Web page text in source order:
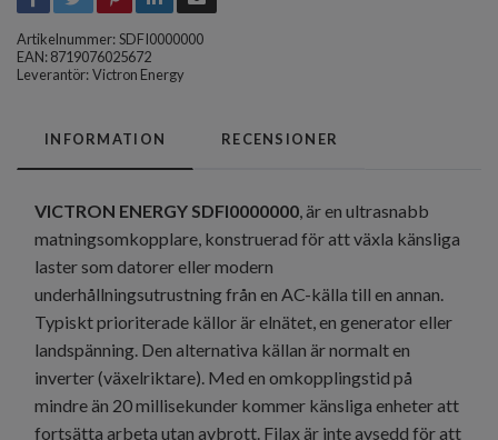
Artikelnummer:SDFI0000000
EAN: 8719076025672
Leverantör:Victron Energy
INFORMATION RECENSIONER
VICTRON ENERGY SDFI0000000 , är en ultrasnabb
matningsomkopplare, konstruerad för att växla känsliga
laster som datorer eller modern
underhållningsutrustning från en AC-källa till en annan.
Typiskt prioriterade källor är elnätet, en generator eller
landspänning. Den alternativa källan är normalt en
inverter (växelriktare). Med en omkopplingstid på
mindre än 20 millisekunder kommer känsliga enheter att
fortsätta arbeta utan avbrott. Filax är inte avsedd för att